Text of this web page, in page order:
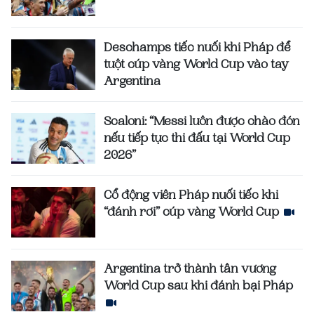
Deschamps tiếc nuối khi Pháp để
tuột cúp vàng World Cup vào tay
Argentina
Scaloni: “Messi luôn được chào đón
nếu tiếp tục thi đấu tại World Cup
2026”
Cổ động viên Pháp nuối tiếc khi
“đánh rơi” cúp vàng World Cup
Argentina trở thành tân vương
World Cup sau khi đánh bại Pháp